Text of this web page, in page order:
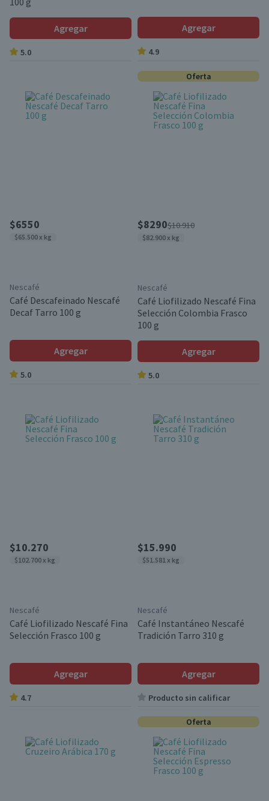
Agregar
5.0
Agregar
4.9
$6550
$65.500 x kg
Nescafé
Café Descafeinado Nescafé
Decaf Tarro 100 g
Agregar
5.0
Oferta
$8290$10.910
$82.900 x kg
Nescafé
Café Liofilizado Nescafé Fina
Selección Colombia Frasco
100 g
Agregar
5.0
$10.270
$102.700 x kg
Nescafé
Café Liofilizado Nescafé Fina
Selección Frasco 100 g
Agregar
4.7
$15.990
$51.581 x kg
Nescafé
Café Instantáneo Nescafé
Tradición Tarro 310 g
Agregar
Producto sin calificar
Oferta